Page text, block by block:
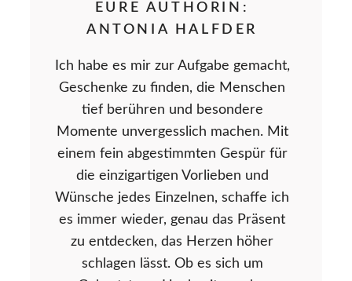
EURE AUTHORIN:
ANTONIA HALFDER
Ich habe es mir zur Aufgabe gemacht,
Geschenke zu finden, die Menschen
tief berühren und besondere
Momente unvergesslich machen. Mit
einem fein abgestimmten Gespür für
die einzigartigen Vorlieben und
Wünsche jedes Einzelnen, schaffe ich
es immer wieder, genau das Präsent
zu entdecken, das Herzen höher
schlagen lässt. Ob es sich um